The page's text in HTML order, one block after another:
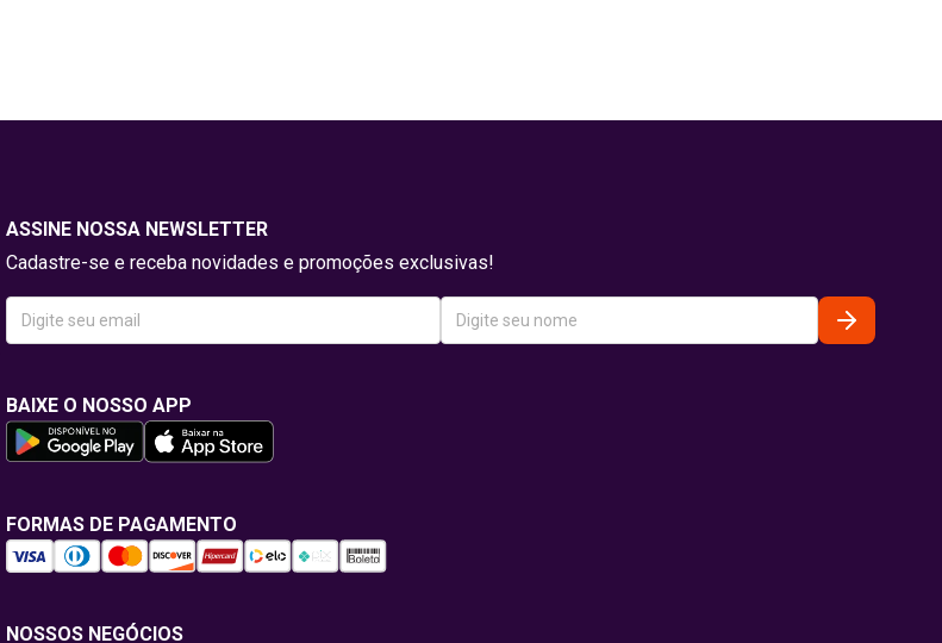
ASSINE NOSSA NEWSLETTER
Cadastre-se e receba novidades e promoções exclusivas!
BAIXE O NOSSO APP
FORMAS DE PAGAMENTO
NOSSOS NEGÓCIOS